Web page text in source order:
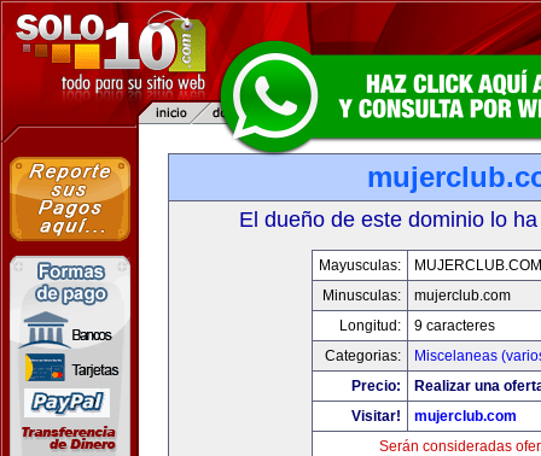
El dueño de este dominio lo
Mayusculas:
MUJERCLUB.COM
Minusculas:
mujerclub.com
Longitud:
9 caracteres
Categorias:
Miscelaneas
Precio:
Realizar una
Visitar!
mujerclub.com
Serán consideradas